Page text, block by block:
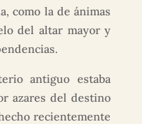
como la de ánimas
del altar mayor y
antiguo estaba
azares del destino
recientemente